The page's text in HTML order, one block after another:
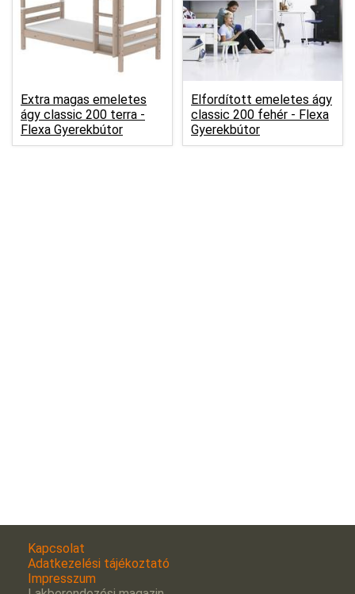
Extra magas emeletes
ágy classic 200 terra -
Flexa Gyerekbútor
Elfordított emeletes ágy
classic 200 fehér - Flexa
Gyerekbútor
Kapcsolat
Adatkezelési tájékoztató
Impresszum